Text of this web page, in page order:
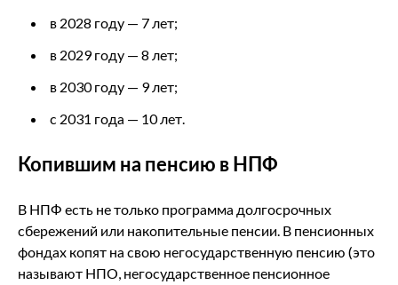
в 2028 году — 7 лет;
в 2029 году — 8 лет;
в 2030 году — 9 лет;
с 2031 года — 10 лет.
Копившим на пенсию в НПФ
В НПФ есть не только программа долгосрочных
сбережений или накопительные пенсии. В пенсионных
фондах копят на свою негосударственную пенсию (это
называют НПО, негосударственное пенсионное